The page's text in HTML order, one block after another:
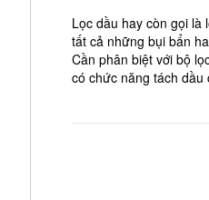
Lọc dầu hay còn gọi là
tất cả những bụi bẩn
Cần phân biệt với bộ
có chức năng tách